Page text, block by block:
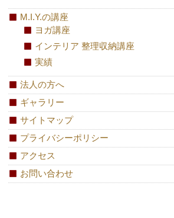
M.I.Y.の講座
ヨガ講座
インテリア 整理収納講座
実績
法人の方へ
ギャラリー
サイトマップ
プライバシーポリシー
アクセス
お問い合わせ